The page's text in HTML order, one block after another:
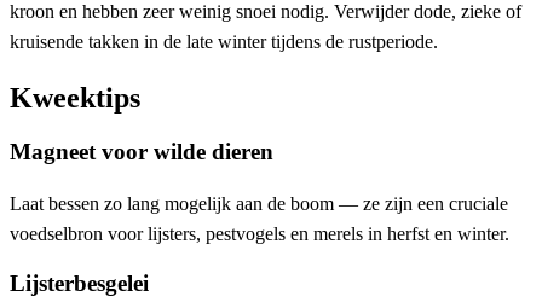
kroon en hebben zeer weinig snoei nodig. Verwijder dode, zieke of
kruisende takken in de late winter tijdens de rustperiode.
Kweektips
Magneet voor wilde dieren
Laat bessen zo lang mogelijk aan de boom — ze zijn een cruciale
voedselbron voor lijsters, pestvogels en merels in herfst en winter.
Lijsterbesgelei